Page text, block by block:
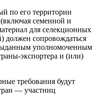
по его территории
семенной и
для селекционных
должен сопровождаться
уполномоченным
экспортера и (или)
требования будут
— участниц